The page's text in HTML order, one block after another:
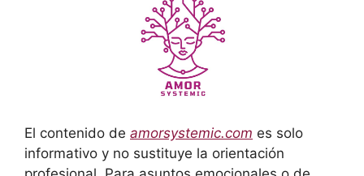
El contenido de amorsystemic.com es solo
informativo y no sustituye la orientación